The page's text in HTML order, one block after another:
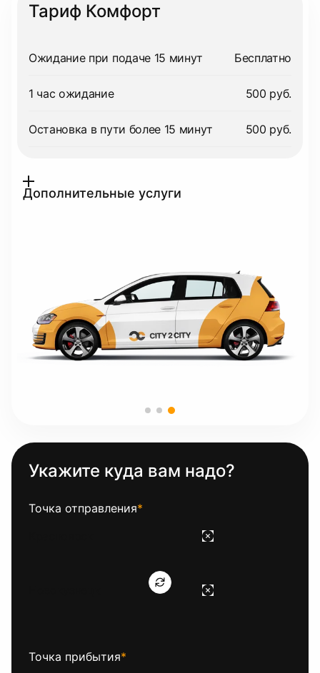
Тариф Комфорт
Ожидание при подаче 15 минут Бесплатно
1 час ожидание 500 руб.
Остановка в пути более 15 минут 500 руб.
Дополнительные услуги
Укажите куда вам надо?
Точка отправления*
Точка прибытия*